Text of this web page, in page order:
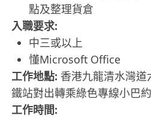
點及整理貨倉
入職要求:
中三或以上
懂Microsoft Office
工作地點: 香港九龍清水灣
鐵站對出轉乘綠色專線小巴
工作時間: